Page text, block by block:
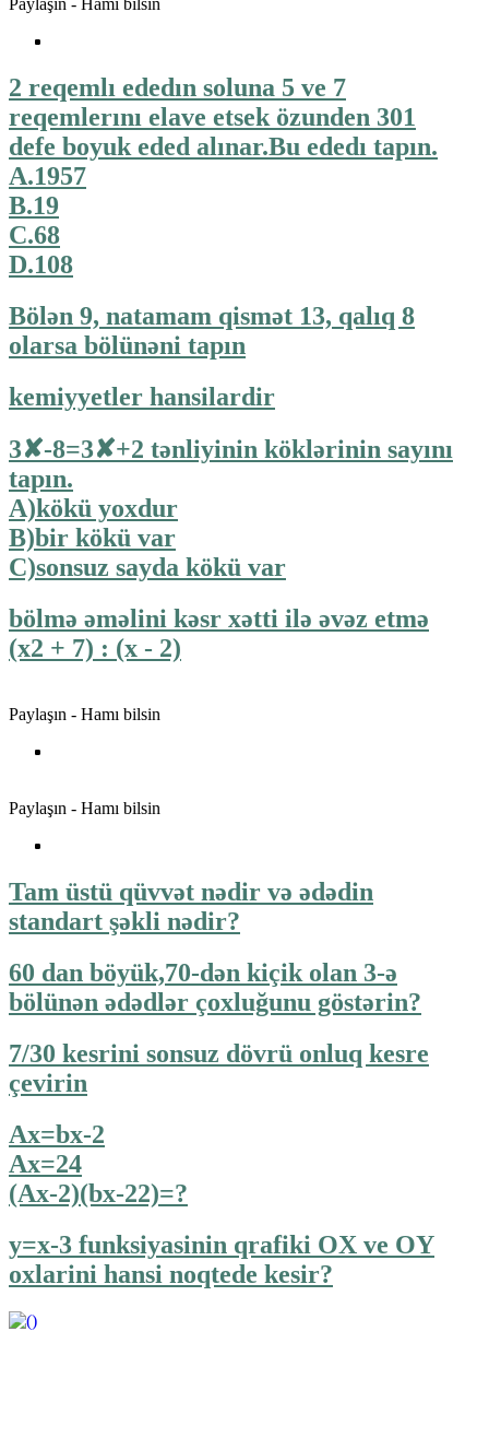
Paylaşın - Hamı bilsin
2 reqemlı ededın soluna 5 ve 7
reqemlerını elave etsek özunden 301
defe boyuk eded alınar.Bu ededı tapın.
A.1957
B.19
C.68
D.108
Bölən 9, natamam qismət 13, qalıq 8
olarsa bölünəni tapın
kemiyyetler hansilardir
3✘-8=3✘+2 tәnliyinin köklәrinin sayını
tapın.
A)kökü yoxdur
B)bir kökü var
C)sonsuz sayda kökü var
bölmə əməlini kəsr xətti ilə əvəz etmə
(x2 + 7) : (x - 2)
Paylaşın - Hamı bilsin
Paylaşın - Hamı bilsin
Tam üstü qüvvət nədir və ədədin
standart şəkli nədir?
60 dan böyük,70-dən kiçik olan 3-ə
bölünən ədədlər çoxluğunu göstərin?
7/30 kesrini sonsuz dövrü onluq kesre
çevirin
Ax=bx-2
Ax=24
(Ax-2)(bx-22)=?
y=x-3 funksiyasinin qrafiki OX ve OY
oxlarini hansi noqtede kesir?